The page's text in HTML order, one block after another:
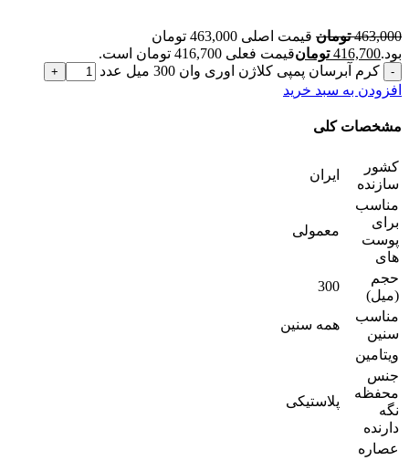
463,000 تومان
قیمت اصلی 463,000 تومان
بود.416,700 تومانقیمت فعلی 416,700 تومان است.
کرم آبرسان پمپی کلاژن اوری وان 300 میل عدد
افزودن به سبد خرید
مشخصات کلی
کشور
سازنده
ایران
مناسب
برای
پوست
های
معمولی
حجم
(میل)
300
مناسب
سنین
همه سنین
ویتامین
جنس
محفظه
نگه
دارنده
پلاستیکی
عصاره